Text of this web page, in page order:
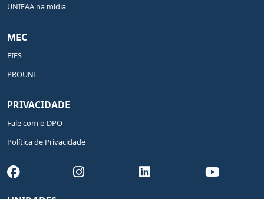
UNIFAA na mídia
MEC
FIES
PROUNI
PRIVACIDADE
Fale com o DPO
Política de Privacidade